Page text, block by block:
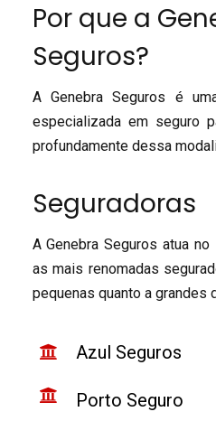
Por que a
Seguros?
A Genebra Seguros é
especializada em seguro
profundamente dessa
Seguradoras
A Genebra Seguros atua
as mais renomadas
pequenas quanto a grandes
Azul Seguros
Porto Seguro